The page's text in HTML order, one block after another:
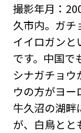
撮影年月：
久市内。ガチ
イイロガンと
です。中国で
シナガチョウ
ウの方がヨー
牛久沼の湖畔
が、白鳥とと